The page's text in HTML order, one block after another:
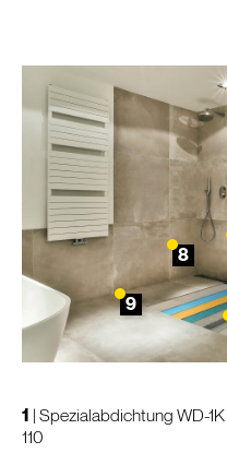
8
9
1 Spezialabdichtung WD-1K
110